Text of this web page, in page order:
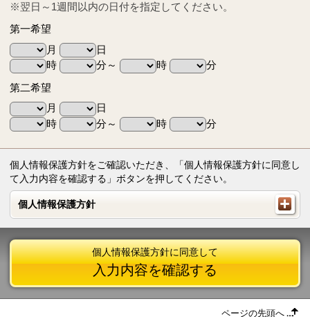
※翌日～1週間以内の日付を指定してください。
第一希望
月
日
時
分～ 時
分
第二希望
月
日
時
分～ 時 分
個人情報保護方針をご確認いただき、「個人情報保護方針に同意し
て入力内容を確認する」ボタンを押してください。
個人情報保護方針
個人情報保護方針
個人情報保護方針に同意して
入力内容を確認する
ページの先頭へ